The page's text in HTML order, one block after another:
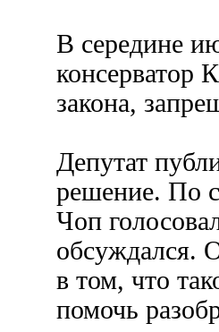
В середине
консерватор
закона,
Депутат
решение. По
Чоп
обсуждался.
в том, что
помочь